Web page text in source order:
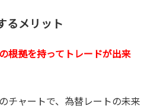
るメリット
根拠を持ってトレードが出来
チャートで、為替レートの未来